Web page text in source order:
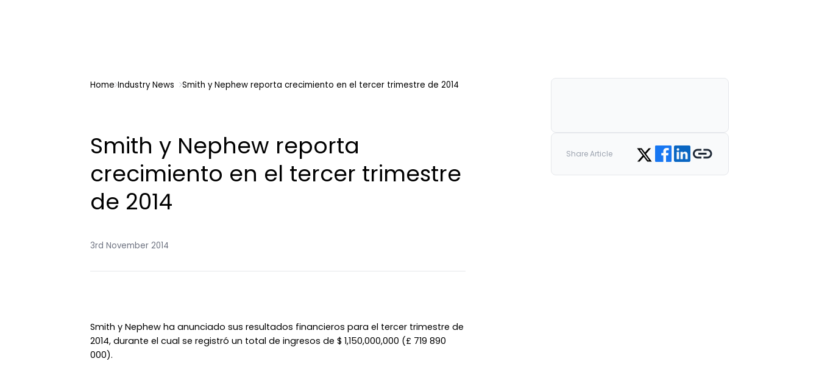
Home Industry News Smith y Nephew reporta crecimiento en el tercer trimestre de 2014
Smith y Nephew reporta
crecimiento en el tercer trimestre
de 2014
3rd November 2014
Smith y Nephew ha anunciado sus resultados financieros para el tercer trimestre de
2014, durante el cual se registró un total de ingresos de $ 1,150,000,000 (£ 719 890
000).
Share Article Share on Twitter
Share on Facebook
Share on LinkedIn
Copy link